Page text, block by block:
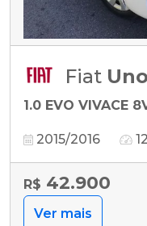
Fiat Uno
1.0 EVO VIVACE
2015/2016
R$ 42.900
Ver mais